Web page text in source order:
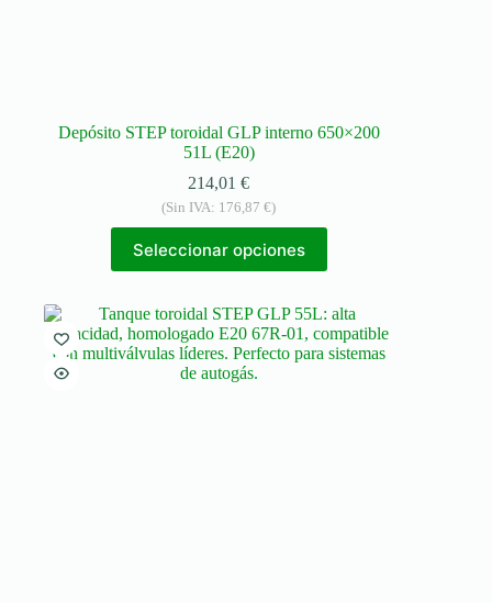
Depósito STEP toroidal GLP interno 650×200
51L (E20)
214,01€
(Sin IVA: 176,87€)
Seleccionar opciones